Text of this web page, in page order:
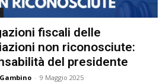
fiscali delle
non riconosciute:
del presidente
- 9 Maggio 2025